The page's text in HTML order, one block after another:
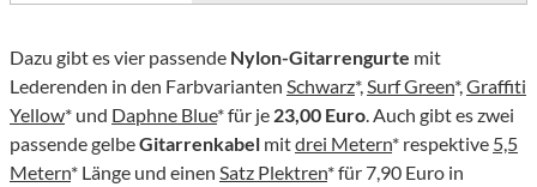
Dazu gibt es vier passende Nylon-Gitarrengurte mit
Lederenden in den Farbvarianten Schwarz*, Surf Green*, Graffiti
Yellow* und Daphne Blue* für je 23,00 Euro . Auch gibt es zwei
passende gelbeGitarrenkabel mitdrei Metern* respektive 5,5
Metern* Länge und einen Satz Plektren* für 7,90 Euro in